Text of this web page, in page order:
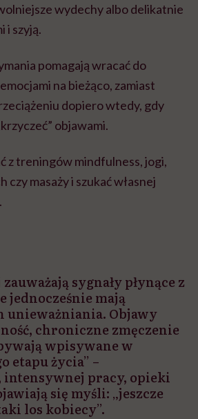
wydechy albo delikatnie
i szyją.
pomagają wracać do
na bieżąco, zamiast
dopiero wtedy, gdy
objawami.
z treningów mindfulness, jogi,
czy masaży i szukać własnej
sygnały płynące z
jednocześnie mają
unieważniania. Objawy
chroniczne zmęczenie
wpisywane w
etapu życia” –
intensywnej pracy, opieki
się myśli: „jeszcze
los kobiecy”.